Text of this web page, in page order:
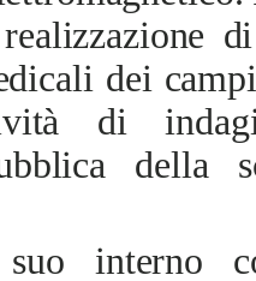
dei
di
interno